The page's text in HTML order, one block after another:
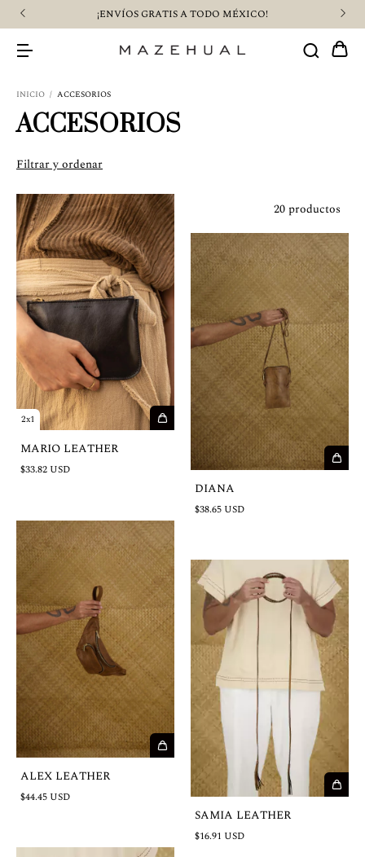
¡ENVÍOS GRATIS A TODO MÉXICO!
INICIO / ACCESORIOS
ACCESORIOS
Filtrar y ordenar
20 productos
2x1
MARIO LEATHER
$33.82 USD
DIANA
$38.65 USD
ALEX LEATHER
$44.45 USD
SAMIA LEATHER
$16.91 USD